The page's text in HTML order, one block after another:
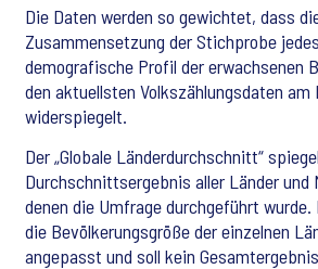
Die Daten werden so gewichtet, dass
Zusammensetzung der Stichprobe
demografische Profil der erwachsenen
den aktuellsten Volkszählungsdaten am
widerspiegelt.
Der „Globale Länderdurchschnitt“
Durchschnittsergebnis aller Länder und
denen die Umfrage durchgeführt
die Bevölkerungsgröße der einzelnen
angepasst und soll kein